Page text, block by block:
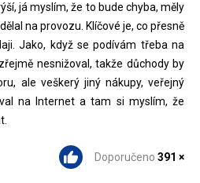
já myslím, že to bude chyba, měly
na provozu. Klíčové je, co přesně
Jako, když se podívám třeba na
nesnižoval, takže důchody by
ale veškerý jiný nákupy, veřejný
na Internet a tam si myslím, že
Doporučeno 391 ×